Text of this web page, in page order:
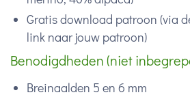
Gratis download patroon (via
link naar jouw patroon)
Benodigdheden (niet
Breinaalden 5 en 6 mm